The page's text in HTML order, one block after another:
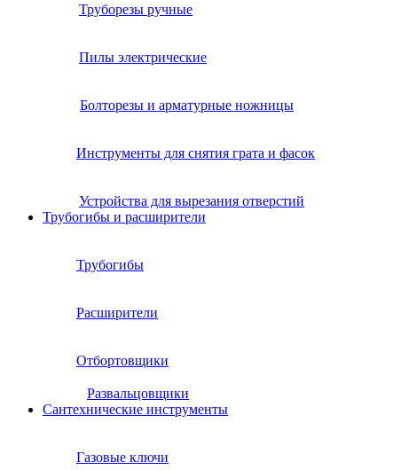
Труборезы ручные
Пилы электрические
Болторезы и арматурные ножницы
Инструменты для снятия грата и фасок
Устройства для вырезания отверстий
Трубогибы и расширители
Трубогибы
Расширители
Отбортовщики
Развальцовщики
Сантехнические инcтрументы
Газовые ключи